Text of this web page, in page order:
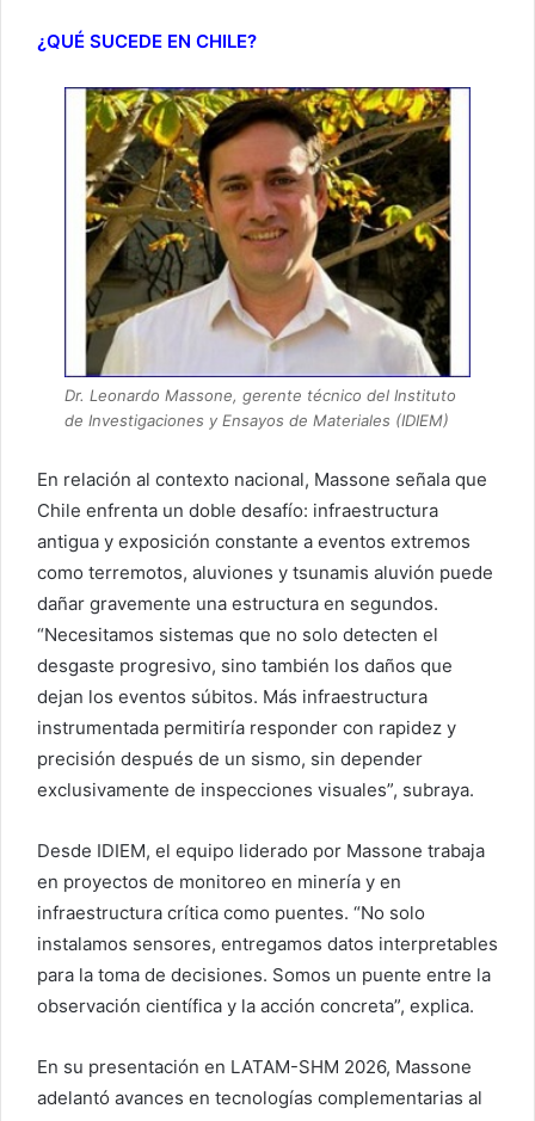
¿QUÉ SUCEDE EN CHILE?
Dr. Leonardo Massone, gerente técnico del Instituto
de Investigaciones y Ensayos de Materiales (IDIEM)
En relación al contexto nacional, Massone señala que
Chile enfrenta un doble desafío: infraestructura
antigua y exposición constante a eventos extremos
como terremotos, aluviones y tsunamis aluvión puede
dañar gravemente una estructura en segundos.
“Necesitamos sistemas que no solo detecten el
desgaste progresivo, sino también los daños que
dejan los eventos súbitos. Más infraestructura
instrumentada permitiría responder con rapidez y
precisión después de un sismo, sin depender
exclusivamente de inspecciones visuales”, subraya.
Desde IDIEM, el equipo liderado por Massone trabaja
en proyectos de monitoreo en minería y en
infraestructura crítica como puentes. “No solo
instalamos sensores, entregamos datos interpretables
para la toma de decisiones. Somos un puente entre la
observación científica y la acción concreta”, explica.
En su presentación en LATAM-SHM 2026, Massone
adelantó avances en tecnologías complementarias al